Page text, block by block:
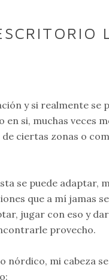
y si realmente se
si, muchas veces
ciertas zonas o
se puede adaptar,
que a mí jamas
jugar con eso y
provecho.
mi cabeza